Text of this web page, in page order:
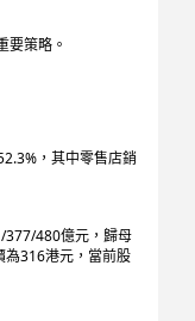
要策略。
，其中零售店銷
377/480億元，歸母
為316港元，當前股